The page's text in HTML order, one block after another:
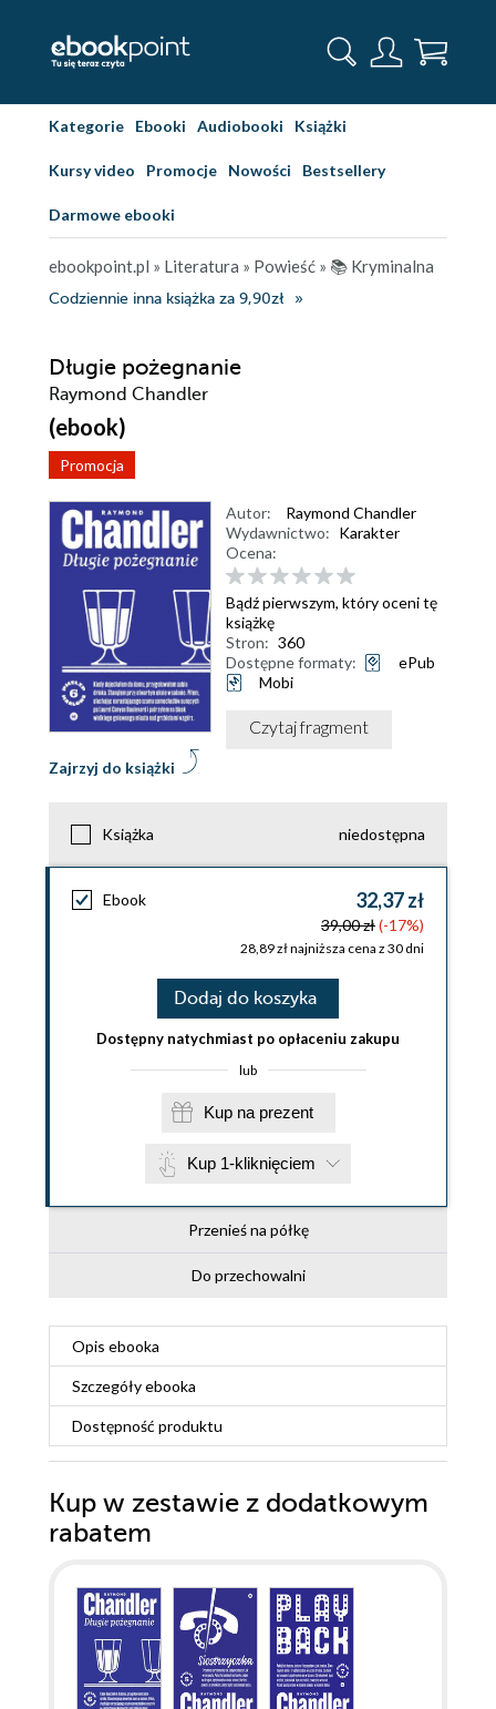
Kategorie Ebooki Audiobooki Książki
Kursy video Promocje Nowości Bestsellery
Darmowe ebooki
ebookpoint.pl » Literatura » Powieść » 📚 Kryminalna
Codziennie inna książka za 9,90zł
Długie pożegnanie
Raymond Chandler
(ebook)
Promocja
Zajrzyj do książki
Autor:
Raymond Chandler
Wydawnictwo: Karakter
Ocena:
Bądź pierwszym, który oceni tę
książkę
Stron: 360
Dostępne formaty:
ePub
Mobi
Czytaj fragment
Książka niedostępna
Ebook 32,37 zł
39,00 zł(-17%)
28,89 zł najniższa cena z 30 dni
Dodaj do koszyka
Dostępny natychmiast po opłaceniu zakupu
lub
Kup na prezent
Kup 1-kliknięciem
Przenieś na półkę
Do przechowalni
Opis ebooka
Szczegółyebooka
Dostępność produktu
Kup w zestawie z dodatkowym
rabatem